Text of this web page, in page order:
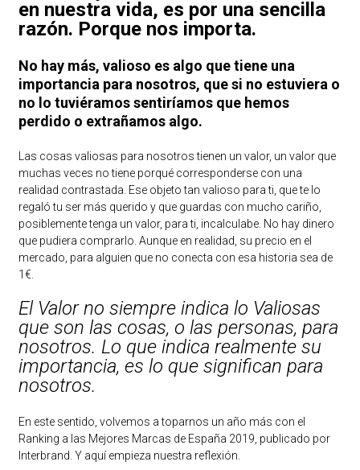
en nuestra vida, es por una sencilla
razón. Porque nos importa.
No hay más, valioso es algo que tiene una
importancia para nosotros, que si no estuviera o
no lo tuviéramos sentiríamos que hemos
perdido o extrañamos algo.
Las cosas valiosas para nosotros tienen un valor, un valor que
muchas veces no tiene porqué corresponderse con una
realidad contrastada. Ese objeto tan valioso para ti, que te lo
regaló tu ser más querido y que guardas con mucho cariño,
posiblemente tenga un valor, para ti, incalculabe. No hay dinero
que pudiera comprarlo. Aunque en realidad, su precio en el
mercado, para alguien que no conecta con esa historia sea de
1€.
El Valor no siempre indica lo Valiosas
que son las cosas, o las personas, para
nosotros. Lo que indica realmente su
importancia, es lo que significan para
nosotros.
En este sentido, volvemos a toparnos un año más con el
Ranking a las Mejores Marcas de España 2019, publicado por
Interbrand. Y aquí empieza nuestra reflexión.